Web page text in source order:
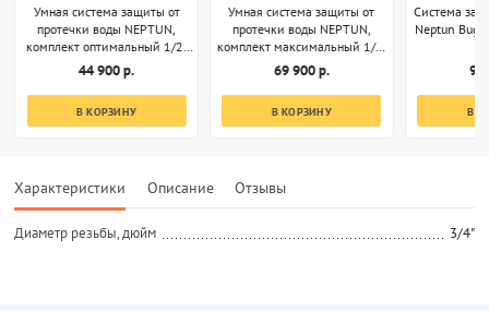
Умная система защиты от
протечки воды NEPTUN,
комплект оптимальный 1/2,
Умный дом с Алисой
44 900 р.
В КОРЗИНУ
Умная система защиты от
протечки воды NEPTUN,
комплект максимальный 1/2,
Умный дом с Алисой
69 900 р.
В КОРЗИНУ
Система
Neptun
94
В
Характеристики Описание Отзывы
Диаметр резьбы, дюйм 3/4"